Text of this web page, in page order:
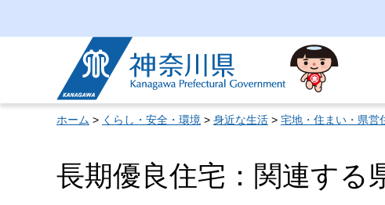
神奈川県
ホーム > くらし・安全・環境 > 身近な生活 > 宅地・住まい・県営
長期優良住宅：関連する